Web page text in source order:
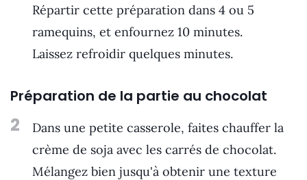
Répartir cette préparation dans 4 ou 5
ramequins, et enfournez 10 minutes.
Laissez refroidir quelques minutes.
Préparation de la partie au chocolat
2
Dans une petite casserole, faites chauffer la
crème de soja avec les carrés de chocolat.
Mélangez bien jusqu'à obtenir une texture